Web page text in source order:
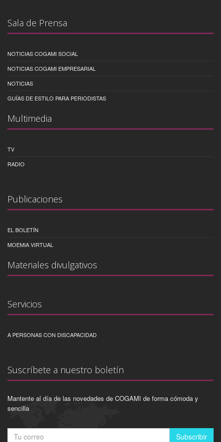
Sala de Prensa
NOTICIAS COGAMI SOCIAL
NOTICIAS COGAMI EMPRESARIAL
NOTICIAS
GUÍAS DE ESTILO PARA PERIODISTAS
Multimedia
TV
RADIO
Publicaciones
EL BOLETÍN
MOEMIA VIRTUAL
Materiales divulgativos
Servicios
A PERSONAS CON DISCAPACIDAD
Suscríbete a nuestro boletín
Mantente al día de las novedades de COGAMI de forma cómoda y
sencilla
Subscribir